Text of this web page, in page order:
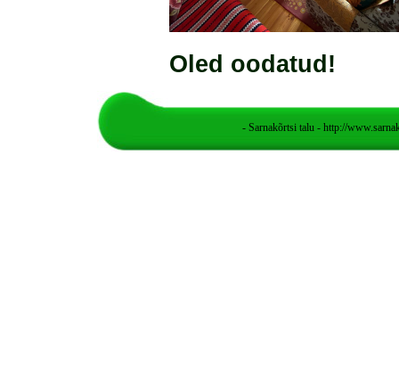
Oled oodatud!
- Sarnakõrtsi talu - http://